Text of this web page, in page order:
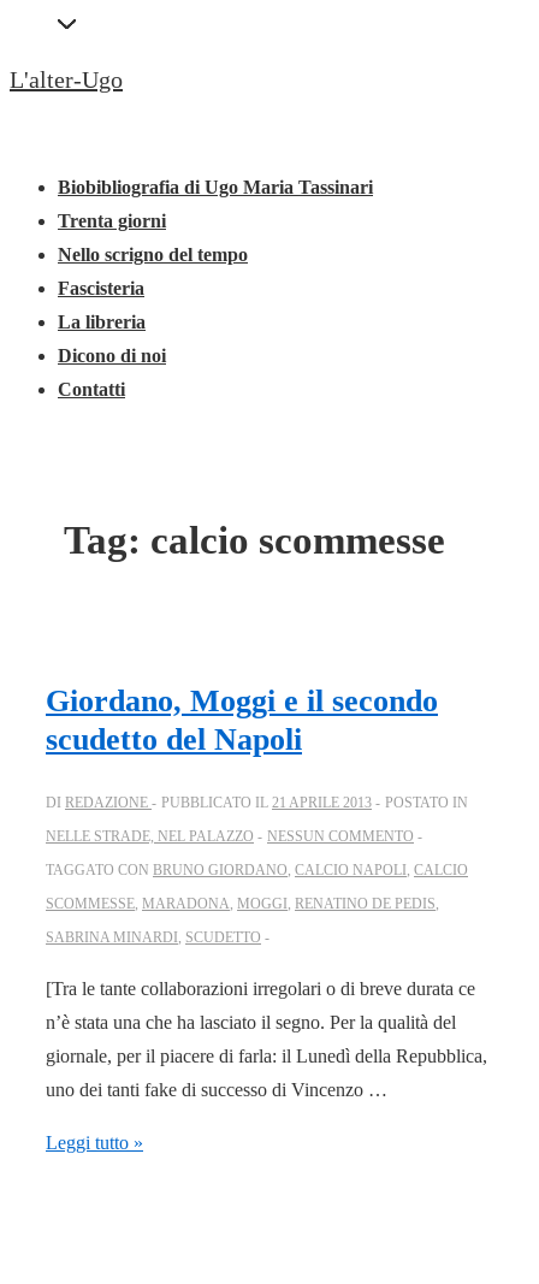
al
Secondary
L'alter-Ugo
principaleBiobibliografia di Ugo Maria Tassinari
Trenta giorni
Nello scrigno del tempo
Fascisteria
La libreria
Dicono di noi
Contatti
Tag: calcio scommesse
Giordano, Moggi e il secondo
scudetto del Napoli
DI REDAZIONE PUBBLICATO IL 21 APRILE 2013
POSTATO IN
NELLE STRADE, NEL PALAZZO
NESSUN COMMENTO
TAGGATO CON BRUNO GIORDANO, CALCIO NAPOLI , CALCIO
SCOMMESSE, MARADONA, MOGGI , RENATINO DE PEDIS,
SABRINA MINARDI , SCUDETTO
[Tra le tante collaborazioni irregolari o di breve durata ce
n’è stata una che ha lasciato il segno. Per la qualità del
giornale, per il piacere di farla: il Lunedì della Repubblica,
uno dei tanti fake di successo di Vincenzo …
Giordano,
Leggi tutto »